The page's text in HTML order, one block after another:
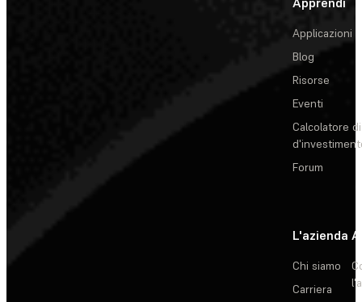
Applicazioni
Blog
Risorse
Eventi
Calcolatore
Forum
L'azienda
Chi siamo
Carriera